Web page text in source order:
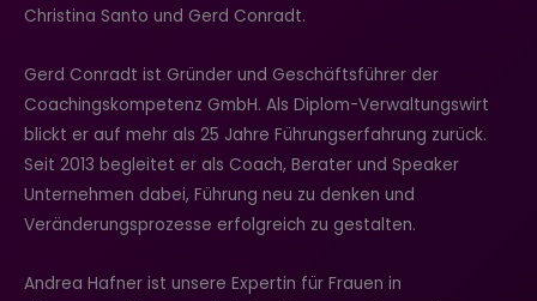
Christina Santo und Gerd Conradt.
Gerd Conradt ist Gründer und Geschäftsführer der
Coachingskompetenz GmbH. Als Diplom-Verwaltungswirt
blickt er auf mehr als 25 Jahre Führungserfahrung zurück.
Seit 2013 begleitet er als Coach, Berater und Speaker
Unternehmen dabei, Führung neu zu denken und
Veränderungsprozesse erfolgreich zu gestalten.
Andrea Hafner ist unsere Expertin für Frauen in